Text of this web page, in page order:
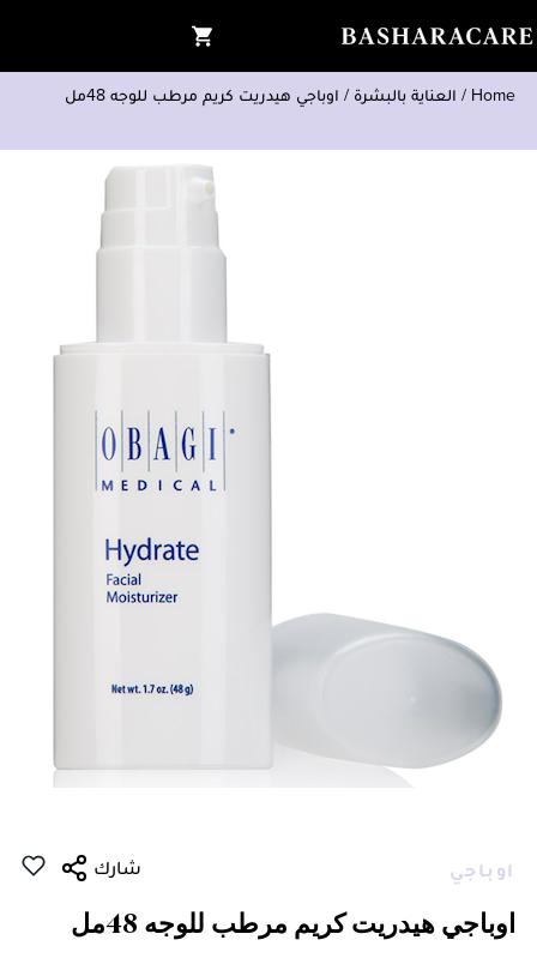
Home
/ العناية بالبشرة / اوباجي هيدريت كريم مرطب للوجه 48مل
اوباجي شارك
اوباجي هيدريت كريم مرطب للوجه 48مل